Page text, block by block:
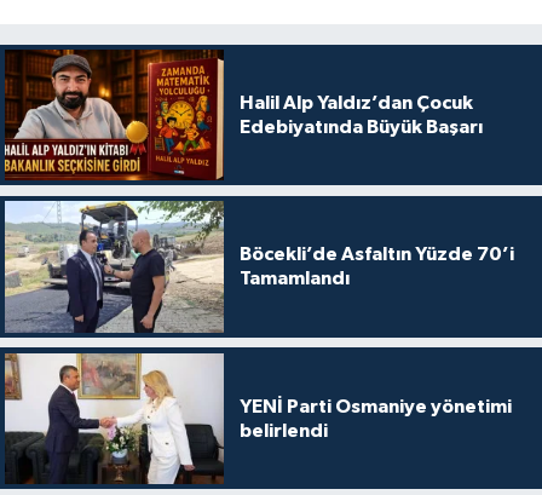
Halil Alp Yaldız’dan Çocuk
Edebiyatında Büyük Başarı
Böcekli’de Asfaltın Yüzde 70’i
Tamamlandı
YENİ Parti Osmaniye yönetimi
belirlendi